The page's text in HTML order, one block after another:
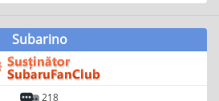
Subarino
218